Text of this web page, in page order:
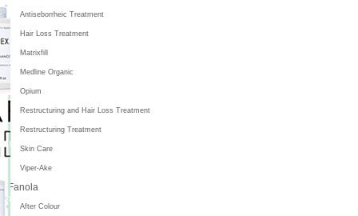
Antiseborrheic Treatment
Hair Loss Treatment
Matrixfill
Medline Organic
Opium
Restructuring and Hair Loss Treatment
Restructuring Treatment
Skin Care
Viper-Ake
Fanola
After Colour